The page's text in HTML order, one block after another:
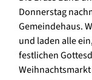
Donnerstag
Gemeindehaus.
und laden alle
festlichen